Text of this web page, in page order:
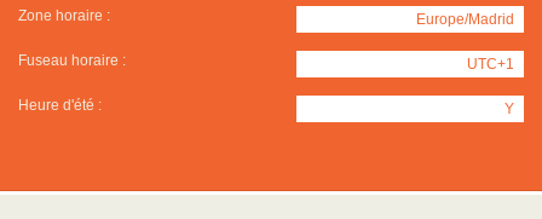
Zone horaire : Europe/Madrid
Fuseau horaire : UTC+1
Heure d'été : Y